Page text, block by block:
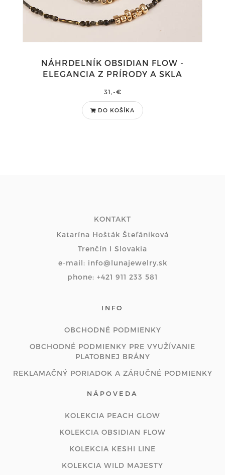
NÁHRDELNÍK OBSIDIAN FLOW -
ELEGANCIA Z PRÍRODY A SKLA
31,-€
DO KOŠÍKA
KONTAKT
Katarína Hošták Štefániková
Trenčín I Slovakia
e-mail: info@lunajewelry.sk
phone: +421 911 233 581
INFO
OBCHODNÉ PODMIENKY
OBCHODNÉ PODMIENKY PRE VYUŽÍVANIE
PLATOBNEJ BRÁNY
REKLAMAČNÝ PORIADOK A ZÁRUČNÉ PODMIENKY
NÁPOVEDA
KOLEKCIA PEACH GLOW
KOLEKCIA OBSIDIAN FLOW
KOLEKCIA KESHI LINE
KOLEKCIA WILD MAJESTY